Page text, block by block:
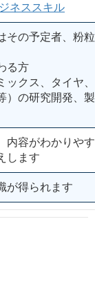
ネススキル
その予定者、粉粒
る方
クス、タイヤ、
）の研究開発、製
内容がわかりやす
します
が得られます